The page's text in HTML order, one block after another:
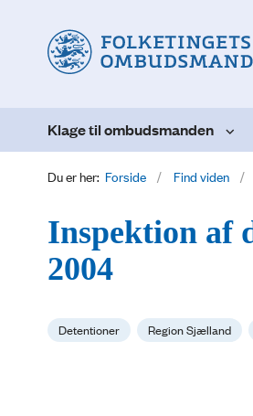
Klage til ombudsmanden
Du er her: Forside Find viden
Inspektion af
2004
Detentioner Region Sjælland